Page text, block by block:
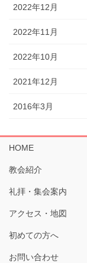
2022年12月
2022年11月
2022年10月
2021年12月
2016年3月
HOME
教会紹介
礼拝・集会案内
アクセス・地図
初めての方へ
お問い合わせ